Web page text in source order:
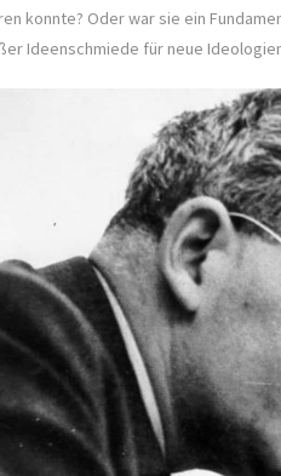
konnte? Oder war sie ein
Ideenschmiede für neue